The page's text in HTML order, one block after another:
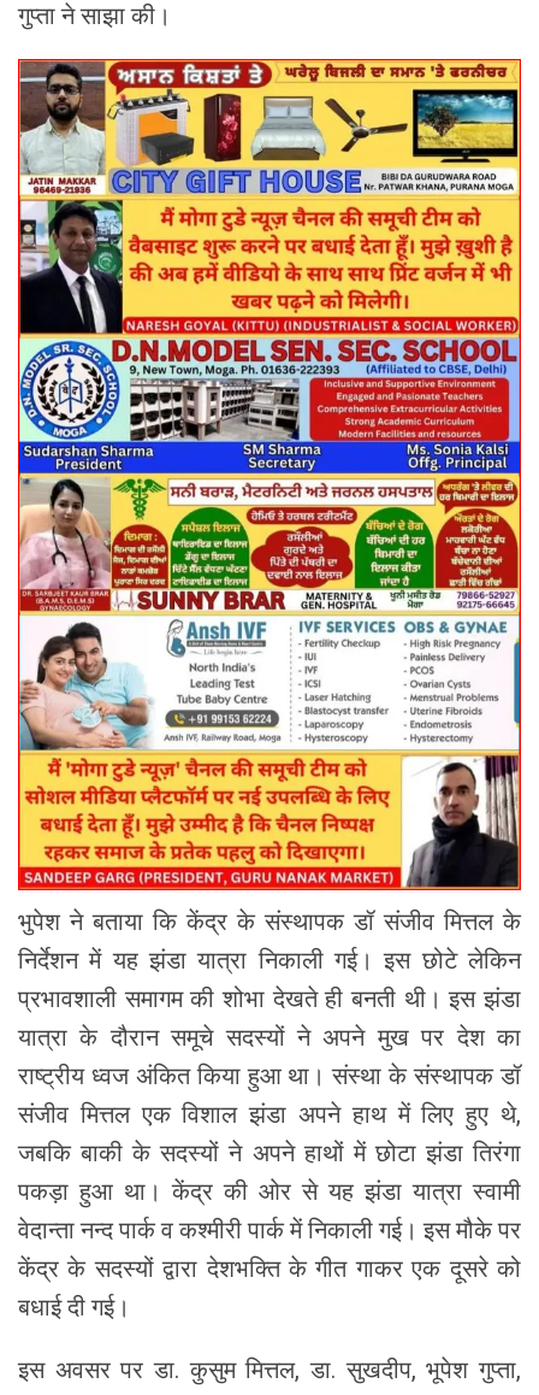
गुप्ता ने साझा की।
भुपेश ने बताया कि केंद्र के संस्थापक डॉ संजीव मित्तल के
निर्देशन में यह झंडा यात्रा निकाली गई। इस छोटे लेकिन
प्रभावशाली समागम की शोभा देखते ही बनती थी। इस झंडा
यात्रा के दौरान समूचे सदस्यों ने अपने मुख पर देश का
राष्ट्रीय ध्वज अंकित किया हुआ था। संस्था के संस्थापक डॉ
संजीव मित्तल एक विशाल झंडा अपने हाथ में लिए हुए थे,
जबकि बाकी के सदस्यों ने अपने हाथों में छोटा झंडा तिरंगा
पकड़ा हुआ था। केंद्र की ओर से यह झंडा यात्रा स्वामी
वेदान्ता नन्द पार्क व कश्मीरी पार्क में निकाली गई। इस मौके पर
केंद्र के सदस्यों द्वारा देशभक्ति के गीत गाकर एक दूसरे को
बधाई दी गई।
इस अवसर पर डा. कुसुम मित्तल, डा. सुखदीप, भूपेश गुप्ता,